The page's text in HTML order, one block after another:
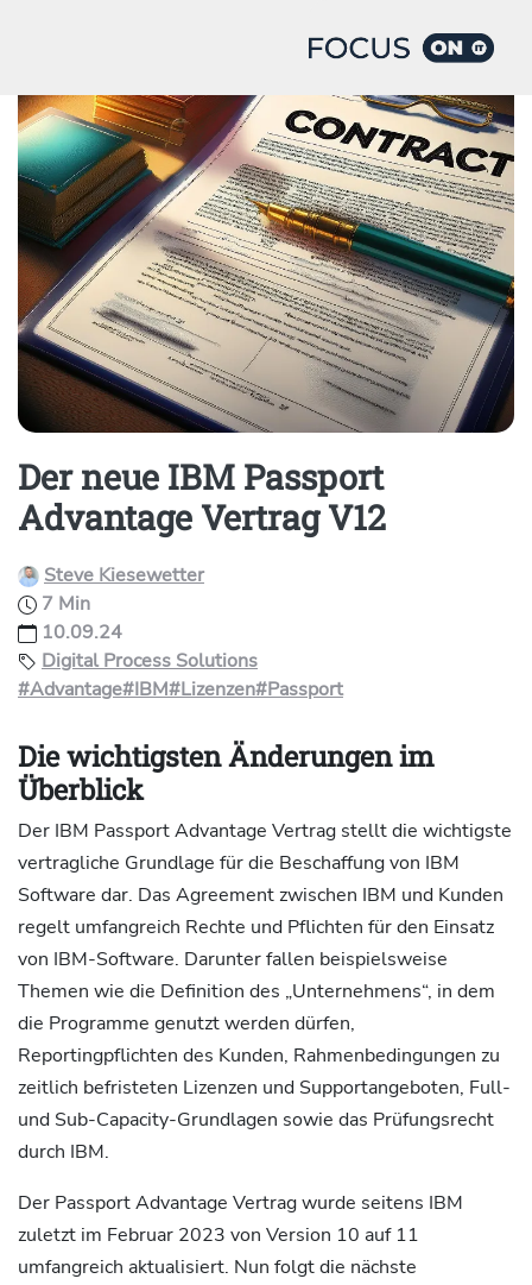
Digital Process Solutions
Der neue IBM Passport
Advantage Vertrag V12
Steve Kiesewetter
7 Min
10.09.24
Digital Process Solutions
#Advantage#IBM#Lizenzen#Passport
Die wichtigsten Änderungen im
Überblick
Der IBM Passport Advantage Vertrag stellt die wichtigste
vertragliche Grundlage für die Beschaffung von IBM
Software dar. Das Agreement zwischen IBM und Kunden
regelt umfangreich Rechte und Pflichten für den Einsatz
von IBM-Software. Darunter fallen beispielsweise
Themen wie die Definition des „Unternehmens“, in dem
die Programme genutzt werden dürfen,
Reportingpflichten des Kunden, Rahmenbedingungen zu
zeitlich befristeten Lizenzen und Supportangeboten, Full-
und Sub-Capacity-Grundlagen sowie das Prüfungsrecht
durch IBM.
Der Passport Advantage Vertrag wurde seitens IBM
zuletzt im Februar 2023 von Version 10 auf 11
umfangreich aktualisiert. Nun folgt die nächste